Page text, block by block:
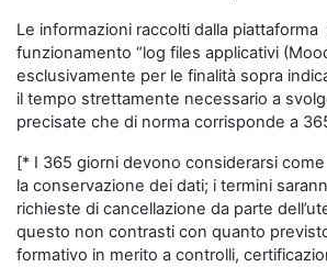
Le informazioni raccolti dalla
funzionamento “log files applicativi
esclusivamente per le finalità sopra
il tempo strettamente necessario a
precisate che di norma corrisponde a
[* I 365 giorni devono considerarsi
la conservazione dei dati; i termini
richieste di cancellazione da parte
questo non contrasti con quanto
formativo in merito a controlli,